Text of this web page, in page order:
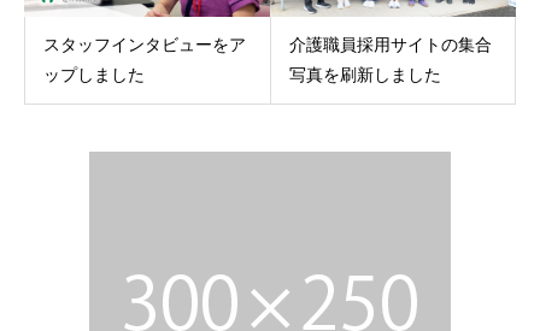
スタッフインタビューをア
ップしました
介護職員採用サイトの集合
写真を刷新しました